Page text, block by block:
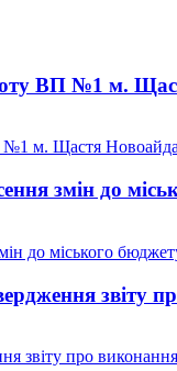
ВП №1 м.
м. Щастя
змін до
до міського
звіту
звіту про